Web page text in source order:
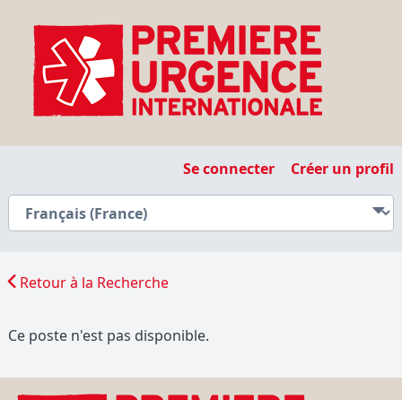
Se connecter Créer un profil
Retour à la Recherche
Ce poste n'est pas disponible.